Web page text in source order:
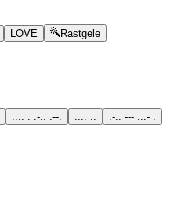
LOVE Rastgele
.... . .-.. .--. .-.. --- ...- .